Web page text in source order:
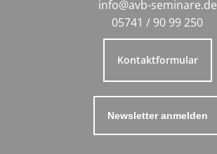
info@avb-seminare.de
05741 / 90 99 250
Kontaktformular
Newsletter anmelden